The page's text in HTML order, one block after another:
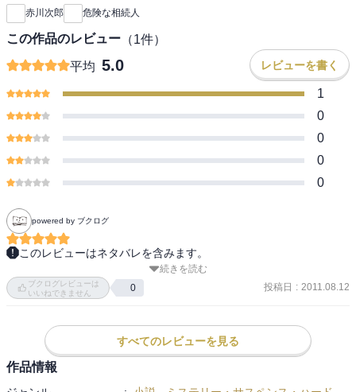
赤川次郎 危険な相続人
この作品のレビュー （1件）
平均 5.0 レビューを書く
1
0
0
0
0
powered by ブクログ
このレビューはネタバレを含みます。
大金持ちのお嬢さんが、社長をしている。
優秀な秘書がいるからだが、男女関係はややこしい。
自分で男性を振っておいて、殺そうとする。
これは、さぞ暗い、怪奇小説になるだろうと予測できた。
幸い、「上」の範囲では、社長の手による殺人は発覚しないのだろ
続きを読む
ブクログレビューは
いいねできません
0 投稿日 : 2011.08.12
すべてのレビューを見る
作品情報